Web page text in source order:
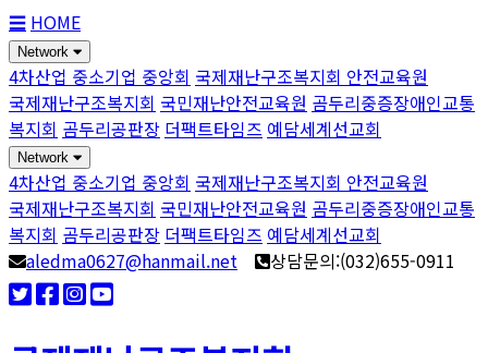
☰ HOME
Network
4차산업 중소기업 중앙회 국제재난구조복지회 안전교육원
국제재난구조복지회 국민재난안전교육원 곰두리중증장애인교통
복지회 곰두리공판장 더팩트타임즈 예담세계선교회
Network
4차산업 중소기업 중앙회 국제재난구조복지회 안전교육원
국제재난구조복지회 국민재난안전교육원 곰두리중증장애인교통
복지회 곰두리공판장 더팩트타임즈 예담세계선교회
aledma0627@hanmail.net
상담문의:(032)655-0911